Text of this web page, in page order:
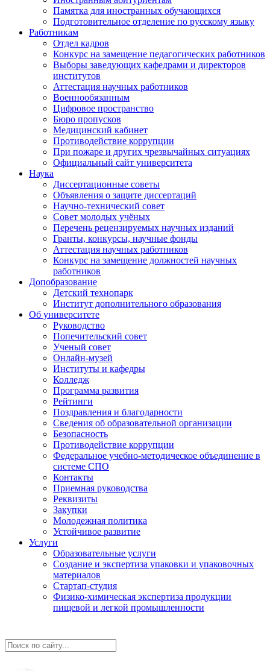
Памятка для иностранных обучающихся
Подготовительное отделение по русскому языку
Работникам
Отдел кадров
Конкурс на замещение педагогических работников
Выборы заведующих кафедрами и директоров
институтов
Аттестация научных работников
Военнообязанным
Цифровое пространство
Бюро пропусков
Медицинский кабинет
Противодействие коррупции
При пожаре и других чрезвычайных ситуациях
Официальный сайт университета
Наука
Диссертационные советы
Объявления о защите диссертаций
Научно-технический совет
Совет молодых учёных
Перечень рецензируемых научных изданий
Гранты, конкурсы, научные фонды
Аттестация научных работников
Конкурс на замещение должностей научных
работников
Допобразование
Детский технопарк
Институт дополнительного образования
Об университете
Руководство
Попечительский совет
Ученый совет
Онлайн-музей
Институты и кафедры
Колледж
Программа развития
Рейтинги
Поздравления и благодарности
Сведения об образовательной организации
Безопасность
Противодействие коррупции
Федеральное учебно-методическое объединение в
системе СПО
Контакты
Приемная руководства
Реквизиты
Закупки
Молодежная политика
Устойчивое развитие
Услуги
Образовательные услуги
Создание и экспертиза упаковки и упаковочных
материалов
Стартап-студия
Физико-химическая экспертиза продукции
пищевой и легкой промышленности